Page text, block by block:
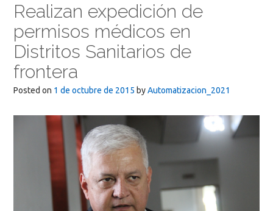
Realizan expedición de
permisos médicos en
Distritos Sanitarios de
frontera
Posted on 1 de octubre de 2015 byAutomatizacion_2021